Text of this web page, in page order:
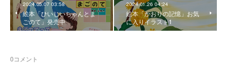
2024.05.07 03:58
絵本「ひいじいちゃんとま
ごのて」発売中
2024.01.26 04:24
絵本「かおりの記憶」お気
に入りイラスト1
0コメント